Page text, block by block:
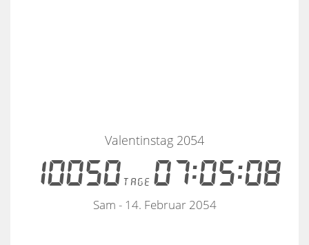
10050tage07:05:08
Valentinstag 2054
Sam - 14. Februar 2054